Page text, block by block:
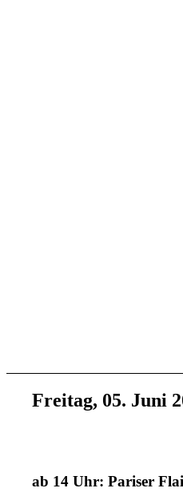
Freitag, 05. Juni
ab 14 Uhr: Pariser